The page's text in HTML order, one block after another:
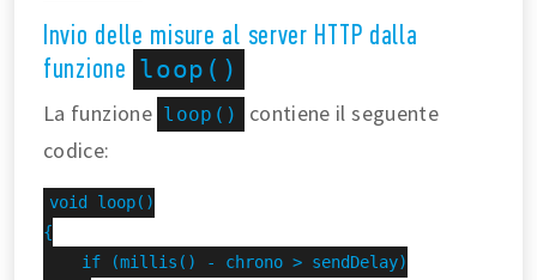
Invio delle misure al server HTTP dalla
funzione loop()
La funzione loop()
contiene il seguente
codice:
void loop()
{
    if (millis() - chrono > sendDelay)